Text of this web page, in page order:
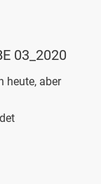
03_2020
heute, aber